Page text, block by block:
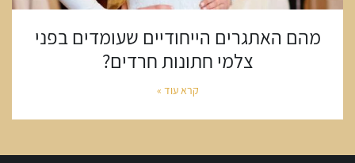
מהם האתגרים הייחודיים שעומדים בפני
צלמי חתונות חרדים?
קרא עוד »